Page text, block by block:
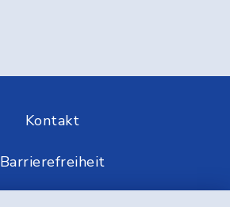
Kontakt
Barrierefreiheit